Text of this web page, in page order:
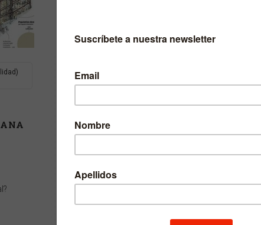
Escritor
Colección
Fuera de Colección
EAN
Depósito legal
NA 442-2012
Páginas
Ancho
24,5 cm